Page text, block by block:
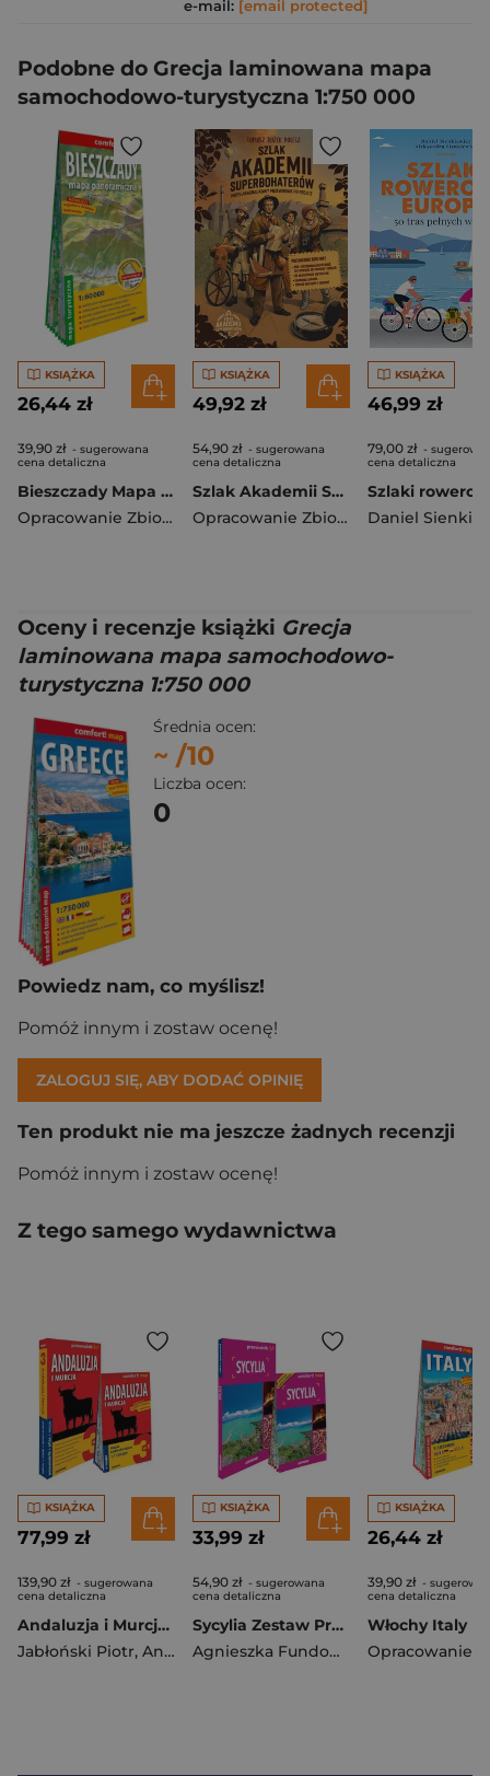
e-mail: [email protected]
Podobne do Grecja laminowana mapa
samochodowo-turystyczna 1:750 000
KSIĄŻKA
26,44 zł
39,90 zł - sugerowana
cena detaliczna
Bieszczady Mapa panoramiczna laminowana mapa turystyczna 1:60 000
Opracowanie Zbiorowe
KSIĄŻKA
49,92 zł
54,90 zł - sugerowana
cena detaliczna
Szlak Akademii Superbohaterów. Popularnonaukowy przewodnik po Polsce
Opracowanie Zbiorowe
KSIĄŻKA
46,99 zł
79,00 zł -
cena detaliczna
Oceny i recenzje książki Grecja
laminowana mapa samochodowo-
turystyczna 1:750 000
Średnia ocen:
~ /10
Liczba ocen:
0
Powiedz nam, co myślisz!
Pomóż innym i zostaw ocenę!
ZALOGUJ SIĘ, ABY DODAĆ OPINIĘ
Ten produkt nie ma jeszcze żadnych recenzji
Pomóż innym i zostaw ocenę!
Z tego samego wydawnictwa
KSIĄŻKA
77,99 zł
139,90 zł - sugerowana
cena detaliczna
Andaluzja i Murcja Zestaw Przewodnikowy 3w1 2025
Jabłoński Piotr, Anna Marchlik
KSIĄŻKA
33,99 zł
54,90 zł - sugerowana
cena detaliczna
Sycylia Zestaw Przewodnikowy 2w1 light 2026
Agnieszka Fundowicz-Skrzyńska
KSIĄŻKA
26,44 zł
39,90 zł -
cena detaliczna